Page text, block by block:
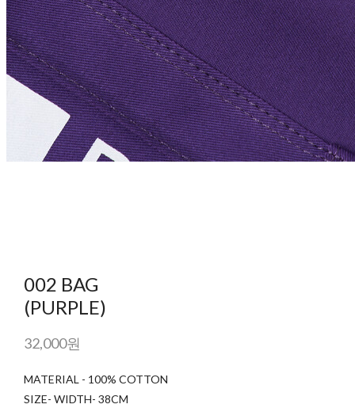
002 BAG
(PURPLE)
32,000원
MATERIAL - 100% COTTON
SIZE- WIDTH- 38CM